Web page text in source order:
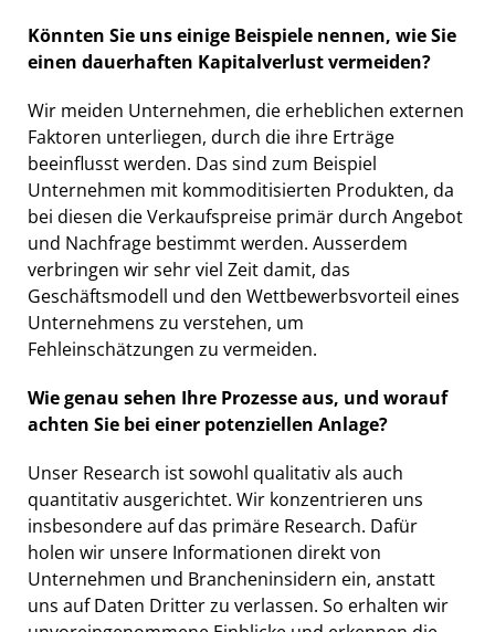
Könnten Sie uns einige Beispiele nennen, wie Sie
einen dauerhaften Kapitalverlust vermeiden?
Wir meiden Unternehmen, die erheblichen externen
Faktoren unterliegen, durch die ihre Erträge
beeinflusst werden. Das sind zum Beispiel
Unternehmen mit kommoditisierten Produkten, da
bei diesen die Verkaufspreise primär durch Angebot
und Nachfrage bestimmt werden. Ausserdem
verbringen wir sehr viel Zeit damit, das
Geschäftsmodell und den Wettbewerbsvorteil eines
Unternehmens zu verstehen, um
Fehleinschätzungen zu vermeiden.
Wie genau sehen Ihre Prozesse aus, und worauf
achten Sie bei einer potenziellen Anlage?
Unser Research ist sowohl qualitativ als auch
quantitativ ausgerichtet. Wir konzentrieren uns
insbesondere auf das primäre Research. Dafür
holen wir unsere Informationen direkt von
Unternehmen und Brancheninsidern ein, anstatt
uns auf Daten Dritter zu verlassen. So erhalten wir